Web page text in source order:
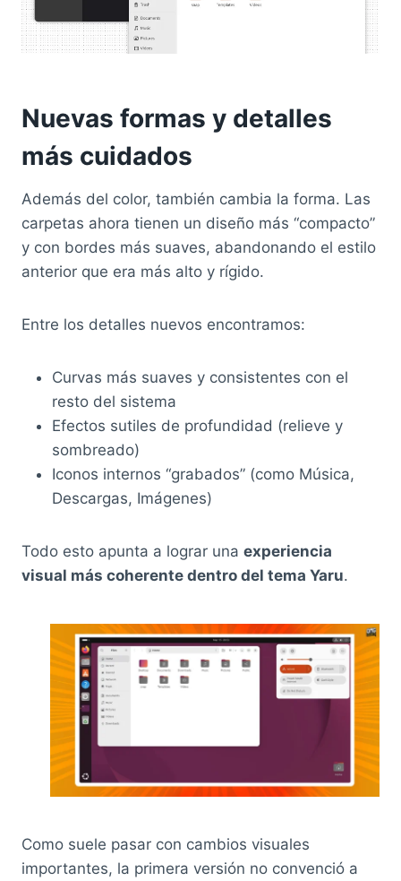
Nuevas formas y detalles
más cuidados
Además del color, también cambia la forma. Las
carpetas ahora tienen un diseño más “compacto”
y con bordes más suaves, abandonando el estilo
anterior que era más alto y rígido.
Entre los detalles nuevos encontramos:
Curvas más suaves y consistentes con el
resto del sistema
Efectos sutiles de profundidad (relieve y
sombreado)
Iconos internos “grabados” (como Música,
Descargas, Imágenes)
Todo esto apunta a lograr una experiencia
visual más coherente dentro del tema Yaru.
Como suele pasar con cambios visuales
importantes, la primera versión no convenció a